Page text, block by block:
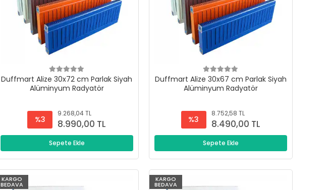
Duffmart Alize 30x72 cm Parlak Siyah
Alüminyum Radyatör
%3
9.268,04 TL
8.990,00 TL
Sepete Ekle
Duffmart Alize 30x67 cm Parlak Siyah
Alüminyum Radyatör
%3
8.752,58 TL
8.490,00 TL
Sepete Ekle
KARGO
BEDAVA
KARGO
BEDAVA